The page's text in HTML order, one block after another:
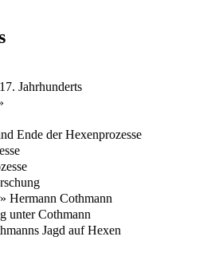
Jahrhunderts
Ende der Hexenprozesse
Hermann Cothmann
unter Cothmann
Jagd auf Hexen